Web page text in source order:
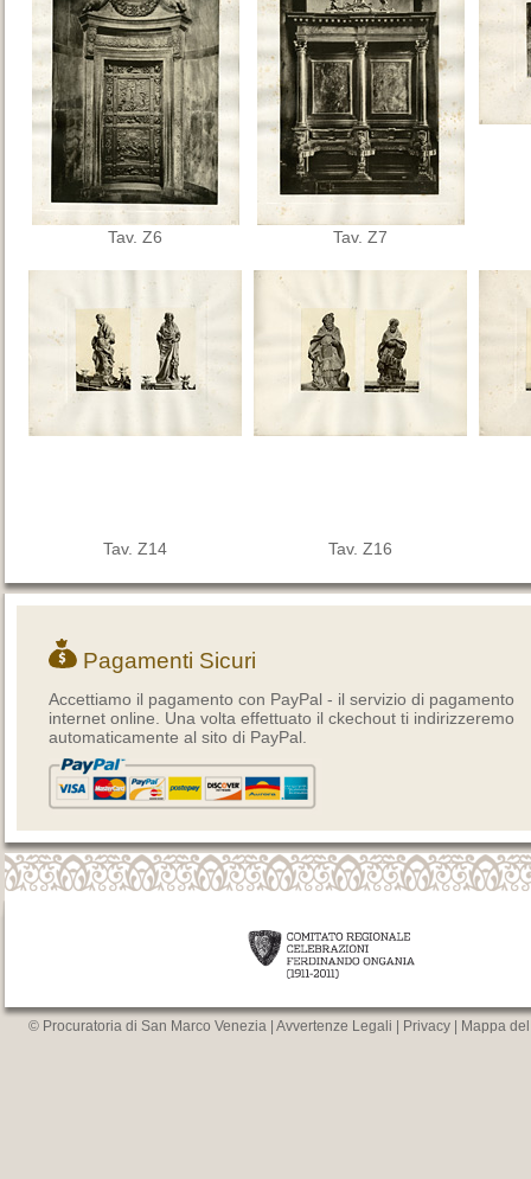
Tav. Z6 Tav. Z7
Tav. Z14 Tav. Z16
Pagamenti Sicuri
Accettiamo il pagamento con PayPal - il servizio di pagamento
internet online. Una volta effettuato il ckechout ti indirizzeremo
automaticamente al sito di PayPal.
© Procuratoria di San Marco Venezia | Avvertenze Legali Privacy Mappa